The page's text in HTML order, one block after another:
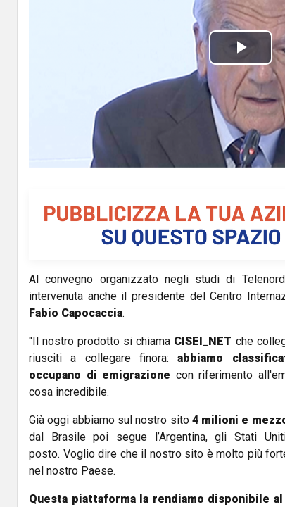
P
l
a
y
i
e
Al convegno organizzato negli studi di
intervenuta anche il presidente del Centro
Fabio Capocaccia.
"Il nostro prodotto si chiama CISEI_NET che
riusciti a collegare finora: abbiamo
occupano di emigrazione con riferimento
cosa incredibile.
Già oggi abbiamo sul nostro sito 4 milioni e
dal Brasile poi segue l’Argentina, gli Stati
posto. Voglio dire che il nostro sito è molto più
nel nostro Paese.
Questa piattaforma la rendiamo disponibile